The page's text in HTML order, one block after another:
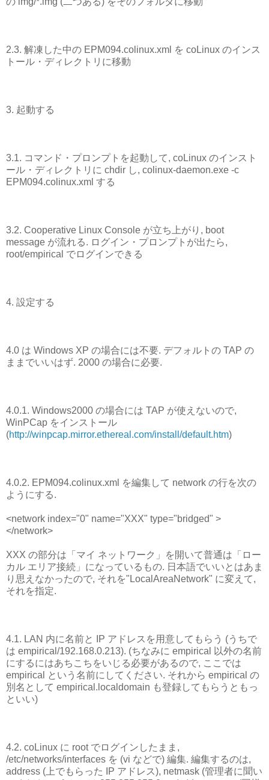
2.3. 解凍した中の EPM094.colinux.xml を coLinux のインス
トール・ディレクトリに移動
3. 起動する
3.1. コマンド・プロンプトを起動して, coLinux のインスト
ール・ディレクトリに chdir し, colinux-daemon.exe -c
EPM094.colinux.xml する
3.2. Cooperative Linux Console が立ち上がり, boot
message が流れる. ログイン・プロンプトが出たら,
root/empirical でログインできる
4. 設定する
4.0 は Windows XP の場合には不要. デフォルトの TAP の
ままでいいはず. 2000 の場合に必要.
4.0.1. Windows2000 の場合には TAP が使えないので,
WinPCap をインストール
(http://winpcap.mirror.ethereal.com/install/default.htm)
4.0.2. EPM094.colinux.xml を編集して network の行を次の
ようにする.
<network index="0" name="XXX" type="bridged" >
</network>
XXX の部分は「マイ ネットワーク」を開いて普通は「ロー
カル エリア接続」になっているもの. 日本語でいいとはあま
り思えなかったので, それを"LocalAreaNetwork" に変えて,
それを指定.
4.1. LAN 内に名前と IP アドレスを用意してもらう (うちで
は empirical/192.168.0.213). (ちなみに empirical 以外の名前
にするにはあちこちをいじる必要があるので, ここでは
empirical という名前にしてください. それから empirical の
別名として empirical.localdomain も登録してもらうともっ
といい)
4.2. coLinux に root でログインしたまま,
/etc/networks/interfaces を (vi などで) 編集. 編集するのは,
address (上でもらった IP アドレス), netmask (管理者に聞い